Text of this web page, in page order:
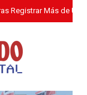
Registrar Más de Un